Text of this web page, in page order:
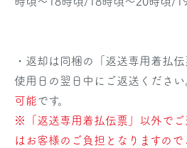
・返却は同梱の「返送専用着払
使用日の翌日中にご返送ください
可能です。
※「返送専用着払伝票」以外で
はお客様のご負担となりますので